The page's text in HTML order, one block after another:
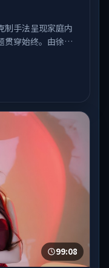
手法呈现家庭内
贯穿始终。由徐克
演，中国台湾出
99:08